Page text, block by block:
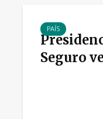
PAÍS
Seguro